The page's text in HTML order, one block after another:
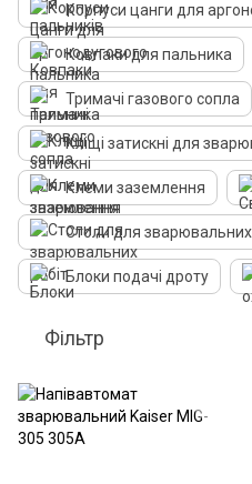
Корпуси цанги для
Ковпаки для пальника
Тримачі газового сопла
Кліщі затискні для
Клеми заземлення
Столи для зварювальних
Блоки подачі дроту
Фільтр